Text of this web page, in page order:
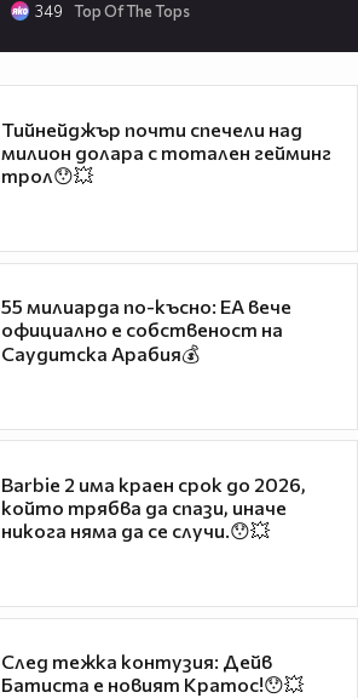
349 Top Of The Tops
Тийнейджър почти спечели над
милион долара с тотален гейминг
трол😯💥
55 милиарда по-късно: EA вече
официално е собственост на
Саудитска Арабия💰
Barbie 2 има краен срок до 2026,
който трябва да спази, иначе
никога няма да се случи.😯💥
След тежка контузия: Дейв
Батиста е новият Кратос!😯💥